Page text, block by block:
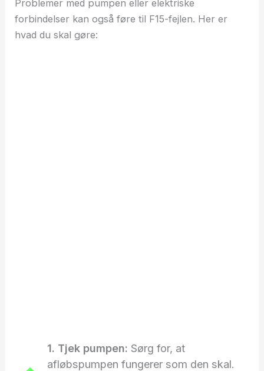
Problemer med pumpen eller elektriske
forbindelser kan også føre til F15-fejlen. Her er
hvad du skal gøre:
1. Tjek pumpen: Sørg for, at
afløbspumpen fungerer som den skal.